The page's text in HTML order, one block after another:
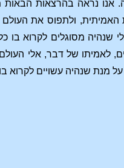
אנו נראה בהרצאות
ולתפוס את העולם
שנהיה מסוגלים לקרוא בו
לאמיתו של דבר, אלי
מנת שנהיה עשויים